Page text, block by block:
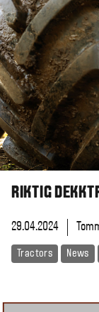
RIKTIG
29.04.2024
Tractors News